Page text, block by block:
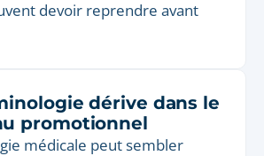
devoir reprendre avant
dérive dans le
promotionnel
médicale peut sembler